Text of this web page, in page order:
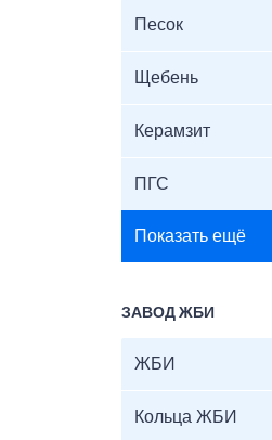
Песок
Щебень
Керамзит
ПГС
Показать ещё
ЗАВОД ЖБИ
ЖБИ
Кольца ЖБИ